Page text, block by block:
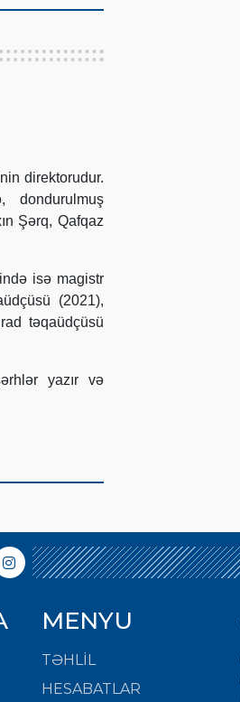
direktorudur.
dondurulmuş
Şərq, Qafqaz
isə magistr
(2021),
təqaüdçüsü
yazır və
MENYU
TƏHLİL
HESABATLAR